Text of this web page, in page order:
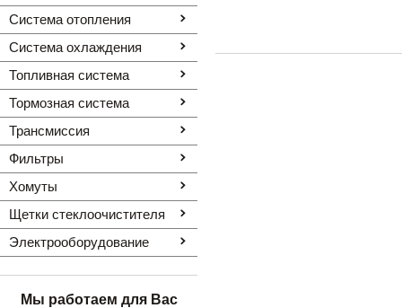
Система отопления
Система охлаждения
Топливная система
Тормозная система
Трансмиссия
Фильтры
Хомуты
Щетки стеклоочистителя
Электрооборудование
Мы работаем для Вас